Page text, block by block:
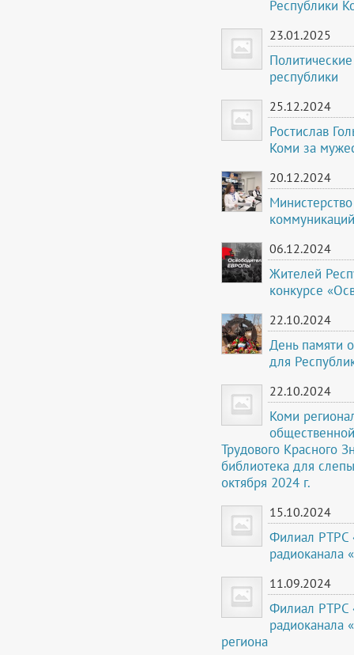
Республики
23.01.2025
республики
25.12.2024
Ростислав
Коми за
20.12.2024
06.12.2024
Жителей
конкурсе
22.10.2024
День памяти
для
22.10.2024
Коми
Трудового Красного
библиотека для
октября 2024 г.
15.10.2024
Филиал РТРС
радиоканала
11.09.2024
Филиал РТРС
радиоканала
региона